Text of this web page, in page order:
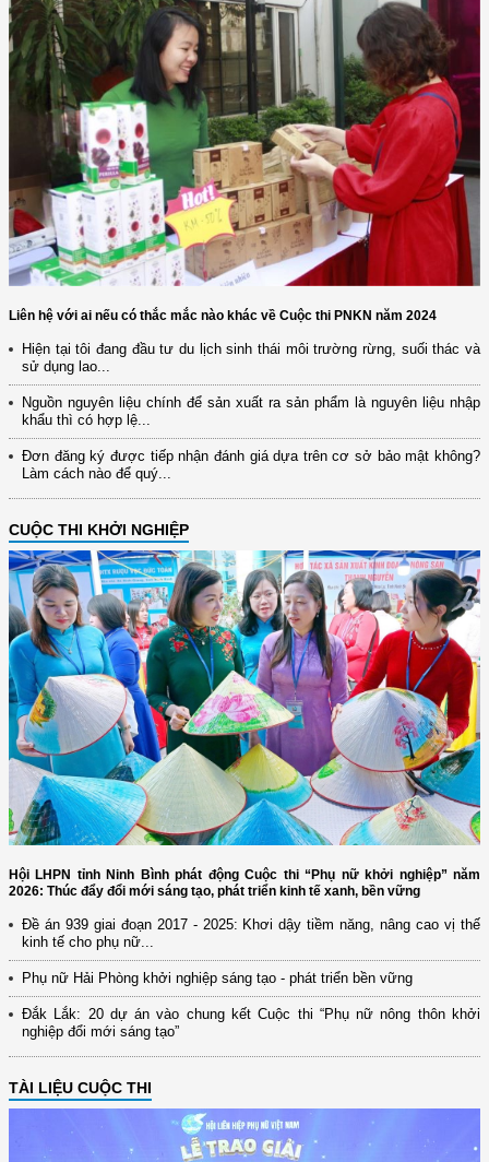
Liên hệ với ai nếu có thắc mắc nào khác về Cuộc thi PNKN năm 2024
Hiện tại tôi đang đầu tư du lịch sinh thái môi trường rừng, suối thác và
sử dụng lao...
Nguồn nguyên liệu chính để sản xuất ra sản phẩm là nguyên liệu nhập
khẩu thì có hợp lệ...
Đơn đăng ký được tiếp nhận đánh giá dựa trên cơ sở bảo mật không?
Làm cách nào để quý...
CUỘC THI KHỞI NGHIỆP
Hội LHPN tỉnh Ninh Bình phát động Cuộc thi “Phụ nữ khởi nghiệp” năm
2026: Thúc đẩy đổi mới sáng tạo, phát triển kinh tế xanh, bền vững
Đề án 939 giai đoạn 2017 - 2025: Khơi dậy tiềm năng, nâng cao vị thế
kinh tế cho phụ nữ...
Phụ nữ Hải Phòng khởi nghiệp sáng tạo - phát triển bền vững
Đắk Lắk: 20 dự án vào chung kết Cuộc thi “Phụ nữ nông thôn khởi
nghiệp đổi mới sáng tạo”
TÀI LIỆU CUỘC THI